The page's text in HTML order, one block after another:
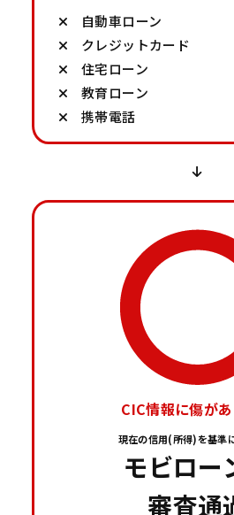
自動車ローン
クレジットカード
住宅ローン
教育ローン
携帯電話
CIC情報に傷が
現在の信用(所得)を基準
モビロー
審査通